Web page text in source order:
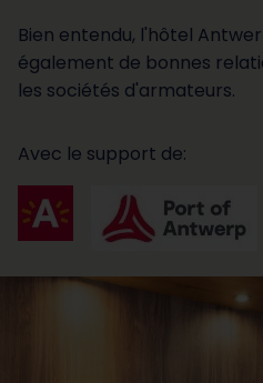
Bien entendu, l'hôtel
également de bonnes
les sociétés d'armateurs.
Avec le support de: